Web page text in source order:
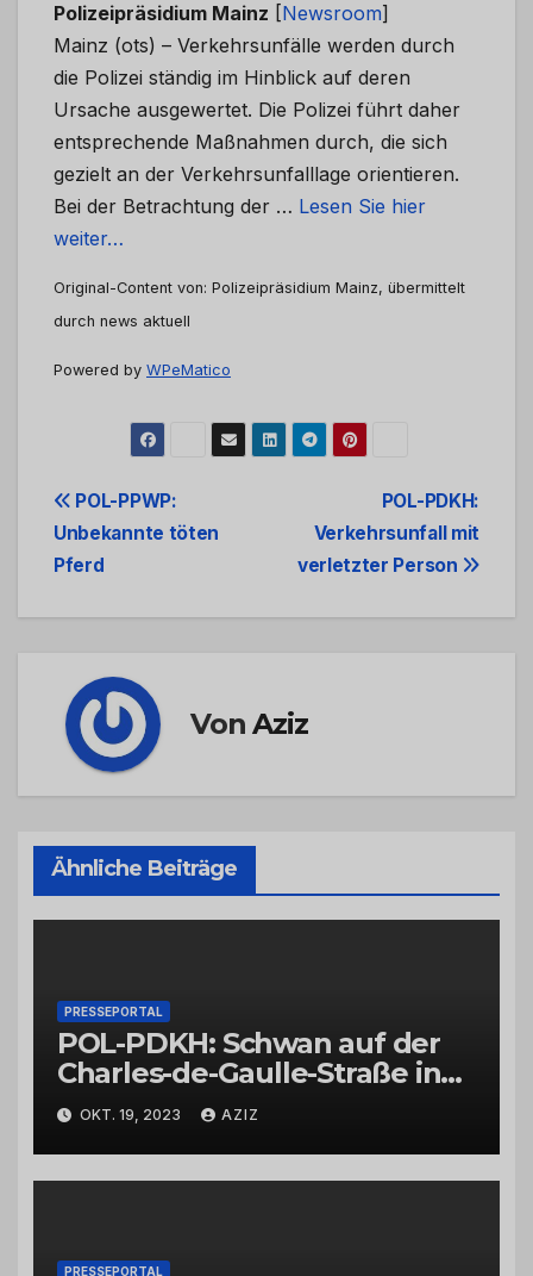
Polizeipräsidium Mainz [Newsroom]
Mainz (ots) – Verkehrsunfälle werden durch
die Polizei ständig im Hinblick auf deren
Ursache ausgewertet. Die Polizei führt daher
entsprechende Maßnahmen durch, die sich
gezielt an der Verkehrsunfalllage orientieren.
Bei der Betrachtung der … Lesen Sie hier
weiter…
Original-Content von: Polizeipräsidium Mainz, übermittelt
durch news aktuell
Powered by WPeMatico
Beitrags-
Navigation
POL-PDKH:
Verkehrsunfall mit
verletzter Person
POL-PPWP:
Unbekannte töten
Pferd
VonAziz
Ähnliche Beiträge
PRESSEPORTAL
POL-PDKH: Schwan auf der
Charles-de-Gaulle-Straße in
Bad Kreuznach beeinflusst
Feierabendverkehr
OKT. 19, 2023 AZIZ
PRESSEPORTAL